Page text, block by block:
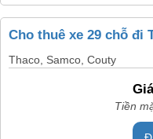
Cho thuê xe 29 chỗ đi
Thaco, Samco, Couty
Tiền